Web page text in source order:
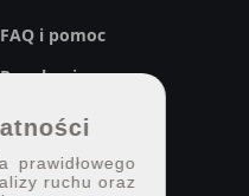
FAQ i pomoc
Regulaminy
Prywatność
prawidłowego
ruchu oraz